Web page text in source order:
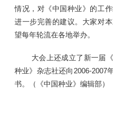
情况，对《中国种业》的工
进一步完善的建议。大家对
望每年轮流在各地举办。
大会上还成立了新一届《
种业》杂志社还向2006-2007
书。（《中国种业》编辑部）